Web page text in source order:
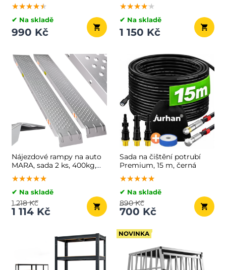
130cm, stříbrná/modrá
★★★★★
★★★★★
★★★★★
✔ Na skladě
990 Kč
★★★★★
★★★★★
★★★★★
✔ Na skladě
1 150 Kč
Nájezdové rampy na auto
MARA, sada 2 ks, 400kg,
160cm, 2ks, stříbrná
★★★★★
★★★★★
★★★★★
✔ Na skladě
1 114 Kč
1 218 Kč
Sada na čištění potrubí
Premium, 15 m, černá
★★★★★
★★★★★
★★★★★
✔ Na skladě
700 Kč
890 Kč
NOVINKA